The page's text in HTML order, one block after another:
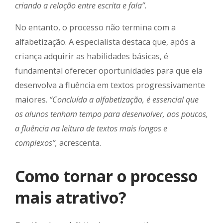
criando a relação entre escrita e fala”.
No entanto, o processo não termina com a
alfabetização. A especialista destaca que, após a
criança adquirir as habilidades básicas, é
fundamental oferecer oportunidades para que ela
desenvolva a fluência em textos progressivamente
maiores. “Concluída a alfabetização, é essencial que
os alunos tenham tempo para desenvolver, aos poucos,
a fluência na leitura de textos mais longos e
complexos”, acrescenta.
Como tornar o processo
mais atrativo?